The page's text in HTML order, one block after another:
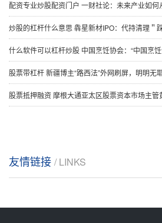
配资专业炒股配资门户 一财社论：未来产业如何
炒股的杠杆什么意思 犇星新材IPO：代持清理＂踩线＂过关，当代系残余资本＂借壳＂潜伏，
什么软件可以杠杆炒股 中国烹饪协会：“中国烹饪大师”“之
股票带杠杆 新疆博主“路西法”外网刷屏，明明无耶稣史料
股票抵押融资 摩根大通亚太区股票资本市场主管黄培皓：全球资金追捧港股IPO 亚太
友情链接 / LINKS